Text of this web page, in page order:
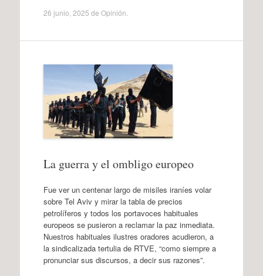
26 junio, 2025 de Opinión
La guerra y el ombligo europeo
Fue ver un centenar largo de misiles iraníes volar
sobre Tel Aviv y mirar la tabla de precios
petrolíferos y todos los portavoces habituales
europeos se pusieron a reclamar la paz inmediata.
Nuestros habituales ilustres oradores acudieron, a
la sindicalizada tertulia de RTVE, “como siempre a
pronunciar sus discursos, a decir sus razones”.